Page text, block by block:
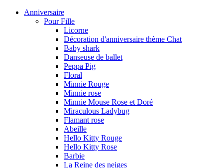
Anniversaire
Pour Fille
Licorne
Décoration d'anniversaire thème Chat
Baby shark
Danseuse de ballet
Peppa Pig
Floral
Minnie Rouge
Minnie rose
Minnie Mouse Rose et Doré
Miraculous Ladybug
Flamant rose
Abeille
Hello Kitty Rouge
Hello Kitty Rose
Barbie
La Reine des neiges